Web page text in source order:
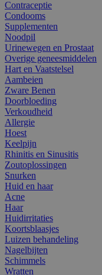
Contraceptie
Condooms
Supplementen
Noodpil
Urinewegen en Prostaat
Overige geneesmiddelen
Hart en Vaatstelsel
Aambeien
Zware Benen
Doorbloeding
Verkoudheid
Allergie
Hoest
Keelpijn
Rhinitis en Sinusitis
Zoutoplossingen
Snurken
Huid en haar
Acne
Haar
Huidirritaties
Koortsblaasjes
Luizen behandeling
Nagelbijten
Schimmels
Wratten